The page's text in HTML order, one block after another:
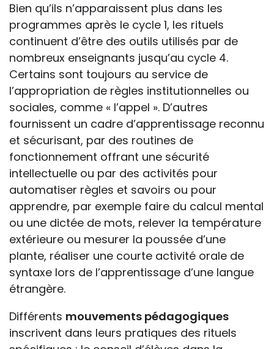
Bien qu’ils n’apparaissent plus dans les
programmes après le cycle 1, les rituels
continuent d’être des outils utilisés par de
nombreux enseignants jusqu’au cycle 4.
Certains sont toujours au service de
l’appropriation de règles institutionnelles ou
sociales, comme « l’appel ». D’autres
fournissent un cadre d’apprentissage reconnu
et sécurisant, par des routines de
fonctionnement offrant une sécurité
intellectuelle ou par des activités pour
automatiser règles et savoirs ou pour
apprendre, par exemple faire du calcul mental
ou une dictée de mots, relever la température
extérieure ou mesurer la poussée d’une
plante, réaliser une courte activité orale de
syntaxe lors de l’apprentissage d’une langue
étrangère.
Différents mouvements pédagogiques
inscrivent dans leurs pratiques des rituels